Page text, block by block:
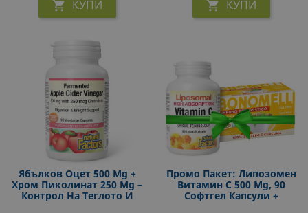
 КУПИ  КУПИ
Ябълков Оцет 500 Mg +
Хром Пиколинат 250 Μg –
Контрол На Теглото И
Промо Пакет: Липозомен
Витамин C 500 Mg, 90
Софтгел Капсули +